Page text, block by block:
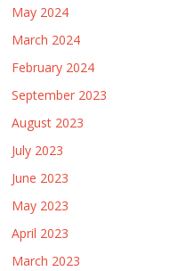
May 2024
March 2024
February 2024
September 2023
August 2023
July 2023
June 2023
May 2023
April 2023
March 2023